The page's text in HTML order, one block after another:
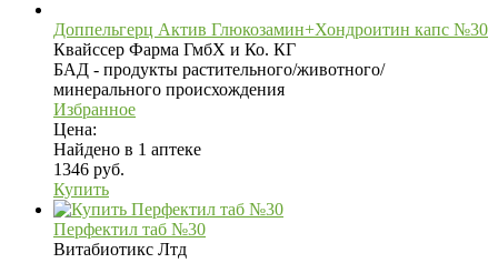
Доппельгерц Актив Глюкозамин+Хондроитин капс №30
Квайссер Фарма ГмбХ и Ко. КГ
БАД - продукты растительного/животного/
минерального происхождения
Избранное
Цена:
Найдено в 1 аптеке
1346 руб.
Купить
Перфектил таб №30
Витабиотикс Лтд